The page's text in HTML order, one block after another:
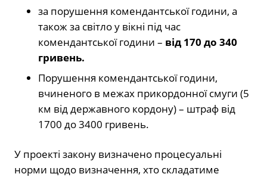
за порушення комендантської години, а
також за світло у вікні під час
комендантської години – від 170 до 340
гривень.
Порушення комендантської години,
вчиненого в межах прикордонної смуги (5
км від державного кордону) – штраф від
1700 до 3400 гривень.
У проекті закону визначено процесуальні
норми щодо визначення, хто складатиме